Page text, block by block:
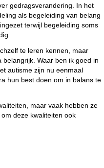
gedragsverandering. In het
als begeleiding van belang
terwijl begeleiding soms
te leren kennen, maar
Waar ben ik goed in
autisme zijn nu eenmaal
hun best doen om in balans te
maar vaak hebben ze
deze kwaliteiten ook